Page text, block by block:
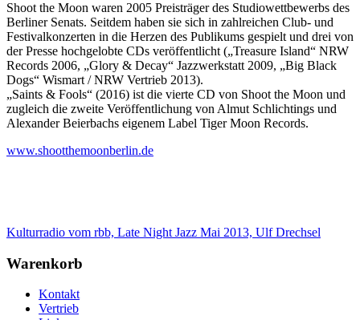
Shoot the Moon waren 2005 Preisträger des Studiowettbewerbs des
Berliner Senats. Seitdem haben sie sich in zahlreichen Club- und
Festivalkonzerten in die Herzen des Publikums gespielt und drei von
der Presse hochgelobte CDs veröffentlicht („Treasure Island“ NRW
Records 2006, „Glory & Decay“ Jazzwerkstatt 2009, „Big Black
Dogs“ Wismart / NRW Vertrieb 2013).
„Saints & Fools“ (2016) ist die vierte CD von Shoot the Moon und
zugleich die zweite Veröffentlichung von Almut Schlichtings und
Alexander Beierbachs eigenem Label Tiger Moon Records.
www.shootthemoonberlin.de
Kulturradio vom rbb, Late Night Jazz Mai 2013, Ulf Drechsel
Warenkorb
Kontakt
Vertrieb